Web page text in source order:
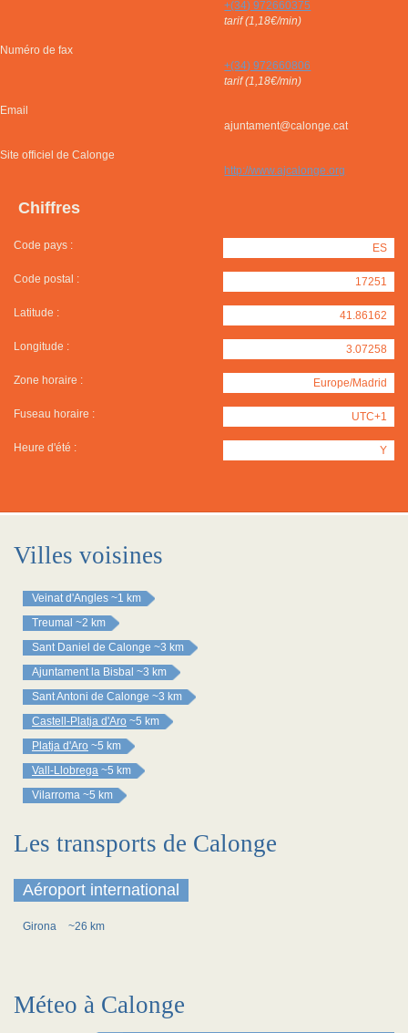
+(34) 972660375
tarif (1,18€/min)
Numéro de fax
+(34) 972660806
tarif (1,18€/min)
Email
ajuntament@calonge.cat
Site officiel de Calonge
http://www.ajcalonge.org
Chiffres
Code pays : ES
Code postal : 17251
Latitude : 41.86162
Longitude : 3.07258
Zone horaire : Europe/Madrid
Fuseau horaire : UTC+1
Heure d'été : Y
Villes voisines
Veinat d'Angles ~1 km
Treumal ~2 km
Sant Daniel de Calonge ~3 km
Ajuntament la Bisbal ~3 km
Sant Antoni de Calonge ~3 km
Castell-Platja d'Aro ~5 km
Platja d'Aro ~5 km
Vall-Llobrega ~5 km
Vilarroma ~5 km
Les transports de Calonge
Aéroport international
Girona ~26 km
Méteo à Calonge